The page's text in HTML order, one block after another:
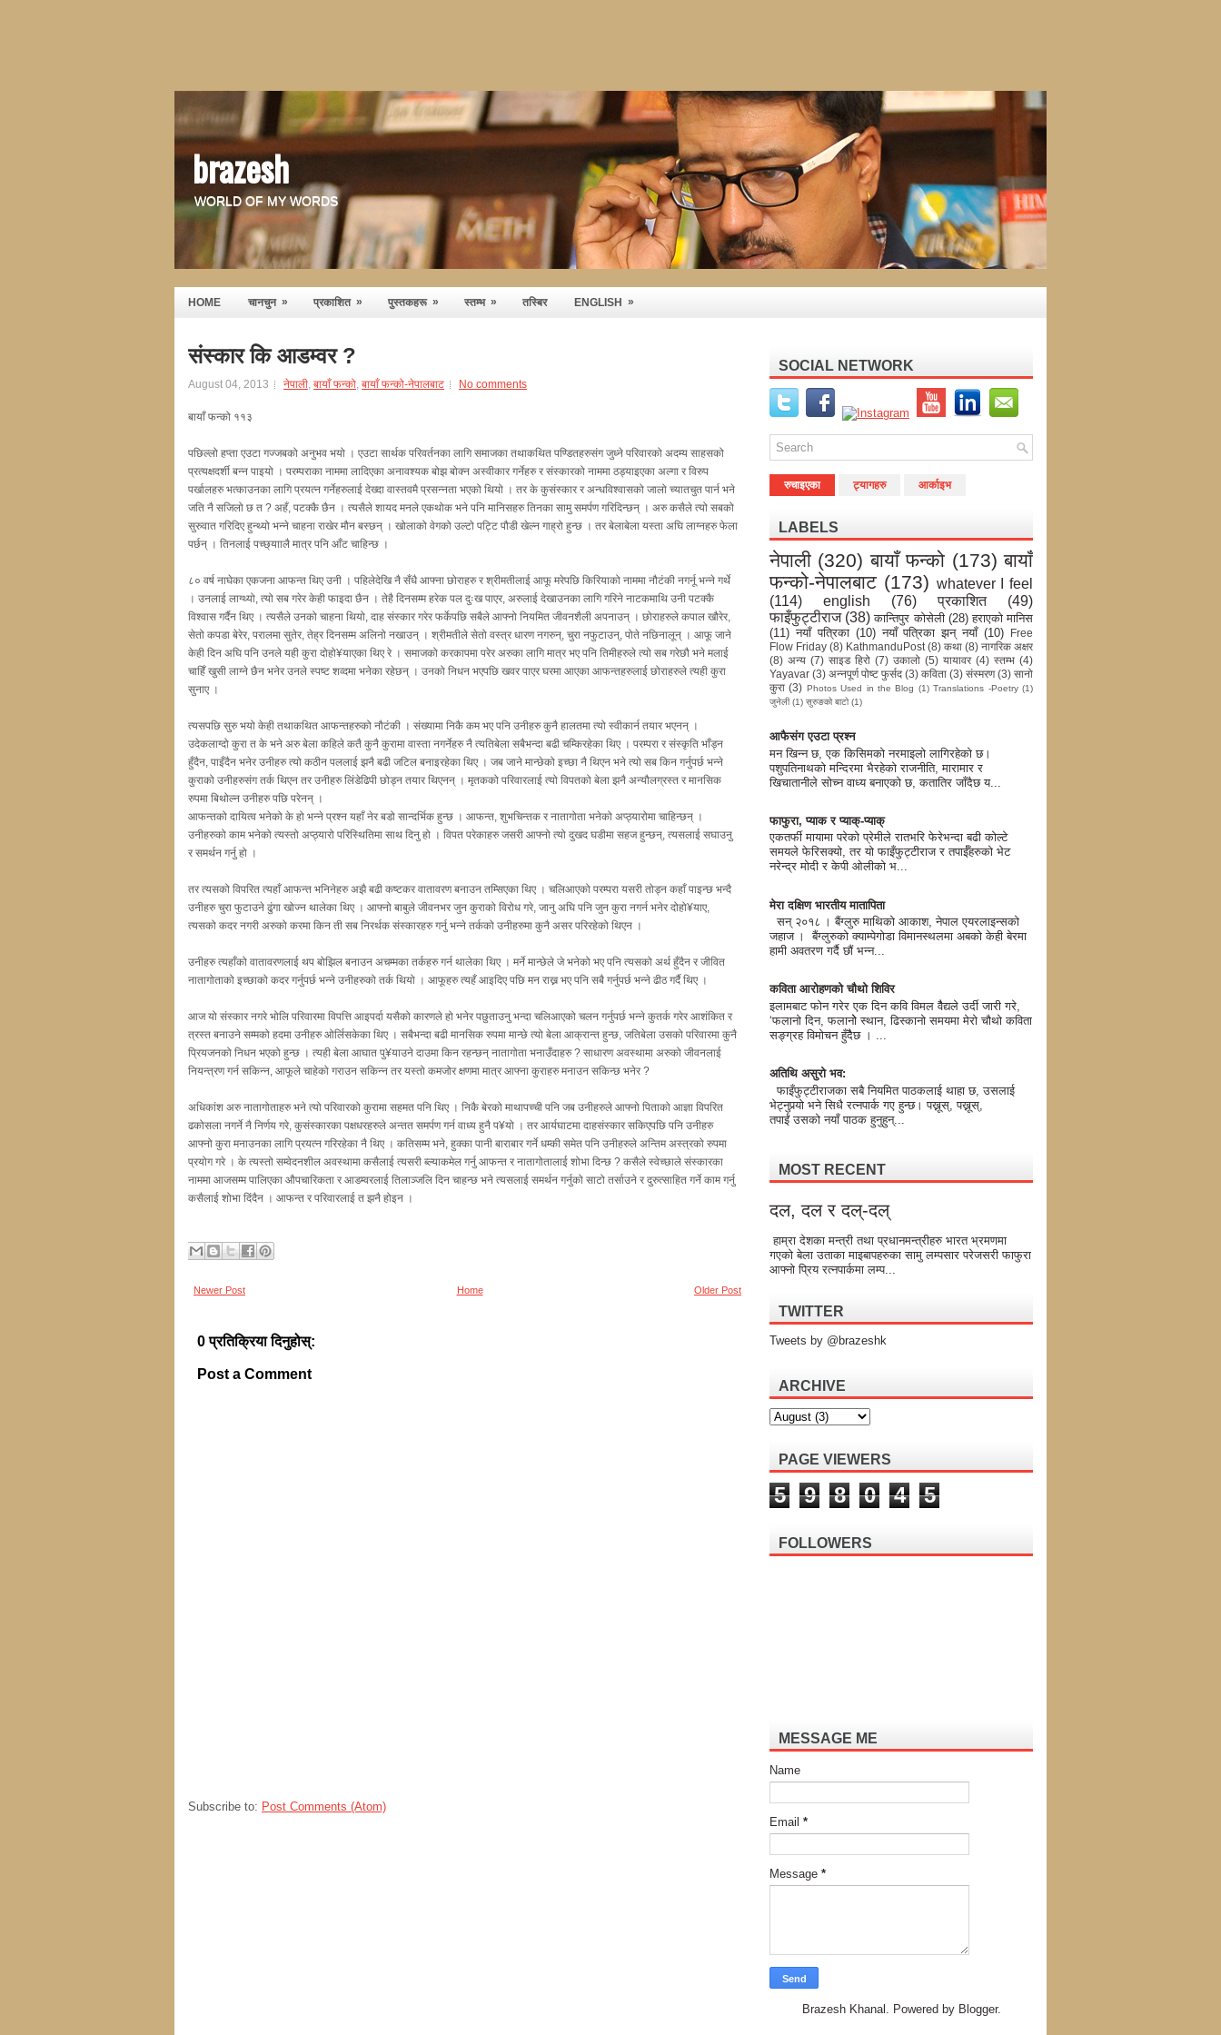
brazesh
WORLD OF MY WORDS
HOME चानचुन » प्रकाशित » पुस्तकहरू » स्तम्भ » तस्बिर ENGLISH »
संस्कार कि आडम्वर ?
August 04, 2013 नेपाली, बायाँ फन्को, बायाँ फन्को-नेपालबाट No comments
बायाँ फन्को ११३
पछिल्लो हप्ता एउटा गज्जबको अनुभव भयो । एउटा सार्थक परिवर्तनका लागि समाजका तथाकथित पण्डितहरुसंग जुध्ने परिवारको अदम्य साहसको
प्रत्यक्षदर्शी बन्न पाइयो । परम्पराका नाममा लादिएका अनावश्यक बोझ बोक्न अस्वीकार गर्नेहरु र संस्कारको नाममा ठड्याइएका अल्गा र विरुप
पर्खालहरु भत्काउनका लागि प्रयत्न गर्नेहरुलाई देख्दा वास्तवमै प्रसन्नता भएको थियो । तर के कुसंस्कार र अन्धविश्वासको जालो च्यातचुत पार्न भने
जति नै सजिलो छ त ? अहँ, पटक्कै छैन । त्यसैले शायद मनले एकथोक भने पनि मानिसहरु तिनका सामु समर्पण गरिदिन्छन् । अरु कसैले त्यो सबको
सुरुवात गरिदिए हुन्थ्यो भन्ने चाहना राखेर मौन बस्छन् । खोलाको वेगको उल्टो पट्टि पौडी खेल्न गाह्रो हुन्छ । तर बेलाबेला यस्ता अघि लाग्नहरु फेला
पर्छन् । तिनलाई पच्छ्याालै मात्र पनि आँट चाहिन्छ ।
८० वर्ष नाघेका एकजना आफन्त थिए उनी । पहिलेदेखि नै सँधै आफ्ना छोराहरु र श्रीमतीलाई आफू मरेपछि किरियाको नाममा नौटंकी नगर्नू भन्ने गर्थे
। उनलाई लाग्थ्यो, त्यो सब गरेर केही फाइदा छैन । तेहै दिनसम्म हरेक पल दुःख पाएर, अरुलाई देखाउनका लागि गरिने नाटकमाथि उनी पटक्कै
विश्वास गर्दैन थिए । त्यसैले उनको चाहना थियो, दाह संस्कार गरेर फर्केपछि सबैले आफ्नो नियमित जीवनशैली अपनाउन् । छोराहरुले कपाल खौरेर,
सेतो कपडा बेरेर, परालमा सुतेर, तेह्र दिनसम्म अलिनो नखाउन् । श्रीमतीले सेतो वस्त्र धारण नगरुन्, चुरा नफुटाउन्, पोते नछिनालून् । आफू जाने
केही दिन अघि पनि उनले यही कुरा दोहो¥याएका थिए रे । समाजको करकापमा परेर अरुका लागि मात्र भए पनि तिमीहरुले त्यो सब गरेछौ भने मलाई
चाहिँ खुसी लाग्ने छैन भनेर उनले स्पष्ट शव्दमा भनेका रहेछन् । उनको निधन भएपछि खवर पाएर घरमा आएका आफन्तहरुलाई छोराहरुले त्यही कुरा
सुनाए ।
त्यसपछि सुरु भयो केही तथाकथित आफन्तहरुको नौटंकी । संख्यामा निकै कम भए पनि उनीहरु कुनै हालतमा त्यो स्वीकार्न तयार भएनन् ।
उदेकलाग्दो कुरा त के भने अरु बेला कहिले कतै कुनै कुरामा वास्ता नगर्नेहरु नै त्यतिबेला सबैभन्दा बढी चम्किरहेका थिए । परम्परा र संस्कृति भाँड्न
हुँदैन, पाइँदैन भनेर उनीहरु त्यो कठीन पललाई झनै बढी जटिल बनाइरहेका थिए । जब जाने मान्छेको इच्छा नै थिएन भने त्यो सब किन गर्नुपर्छ भन्ने
कुराको उनीहरुसंग तर्क थिएन तर उनीहरु लिंडेढिपी छोड्न तयार थिएनन् । मृतकको परिवारलाई त्यो विपतको बेला झनै अन्यौलग्रस्त र मानसिक
रुपमा बिथोल्न उनीहरु पछि परेनन् ।
आफन्तको दायित्व भनेको के हो भन्ने प्रश्न यहाँ नेर बडो सान्दर्भिक हुन्छ । आफन्त, शुभचिन्तक र नातागोता भनेको अप्ठ्यारोमा चाहिन्छन् ।
उनीहरुको काम भनेको त्यस्तो अप्ठ्यारो परिस्थितिमा साथ दिनु हो । विपत परेकाहरु जसरी आफ्नो त्यो दुखद घडीमा सहज हुन्छन्, त्यसलाई सघाउनु
र समर्थन गर्नु हो ।
तर त्यसको विपरित त्यहाँ आफन्त भनिनेहरु अझै बढी कष्टकर वातावरण बनाउन तम्सिएका थिए । चलिआएको परम्परा यसरी तोड्न कहाँ पाइन्छ भन्दै
उनीहरु चुरा फुटाउने ढुंगा खोज्न थालेका थिए । आफ्नो बाबुले जीवनभर जुन कुराको विरोध गरे, जानु अघि पनि जुन कुरा नगर्न भनेर दोहो¥याए,
त्यसको कदर नगरी अरुको करमा किन ती सब निरर्थक संस्कारहरु गर्नु भन्ने तर्कको उनीहरुमा कुनै असर परिरहेको थिएन ।
उनीहरु त्यहाँको वातावरणलाई थप बोझिल बनाउन अचम्मका तर्कहरु गर्न थालेका थिए । मर्ने मान्छेले जे भनेको भए पनि त्यसको अर्थ हुँदैन र जीवित
नातागोताको इच्छाको कदर गर्नुपर्छ भन्ने उनीहरुको तर्क थियो । आफूहरु त्यहँ आइदिए पछि मन राख्न भए पनि सबै गर्नुपर्छ भन्ने ढीठ गर्दै थिए ।
आज यो संस्कार नगरे भोलि परिवारमा विपत्ति आइपर्दा यसैको कारणले हो भनेर पछुताउनु भन्दा चलिआएको चलन गर्नुपर्छ भन्ने कुतर्क गरेर आशंकित र
त्रस्त बनाउने सम्मको हदमा उनीहरु ओर्लिसकेका थिए । सबैभन्दा बढी मानसिक रुपमा मान्छे त्यो बेला आक्रान्त हुन्छ, जतिबेला उसको परिवारमा कुनै
प्रियजनको निधन भएको हुन्छ । त्यही बेला आघात पु¥याउने दाउमा किन रहन्छन् नातागोता भनाउँदाहरु ? साधारण अवस्थामा अरुको जीवनलाई
नियन्त्रण गर्न सकिन्न, आफूले चाहेको गराउन सकिन्न तर यस्तो कमजोर क्षणमा मात्र आफ्ना कुराहरु मनाउन सकिन्छ भनेर ?
अधिकांश अरु नातागोताहरु भने त्यो परिवारको कुरामा सहमत पनि थिए । निकै बेरको माथापच्ची पनि जब उनीहरुले आफ्नो पिताको आज्ञा विपरित
ढकोसला नगर्ने नै निर्णय गरे, कुसंस्कारका पक्षधरहरुले अन्तत समर्पण गर्न वाध्य हुनै प¥यो । तर आर्यघाटमा दाहसंस्कार सकिएपछि पनि उनीहरु
आफ्नो कुरा मनाउनका लागि प्रयत्न गरिरहेका नै थिए । कतिसम्म भने, हुक्का पानी बाराबार गर्ने धम्की समेत पनि उनीहरुले अन्तिम अस्त्रको रुपमा
प्रयोग गरे । के त्यस्तो सम्वेदनशील अवस्थामा कसैलाई त्यसरी ब्ल्याकमेल गर्नु आफन्त र नातागोतालाई शोभा दिन्छ ? कसैले स्वेच्छाले संस्कारका
नाममा आजसम्म पालिएका औपचारिकता र आडम्वरलाई तिलाञ्जलि दिन चाहन्छ भने त्यसलाई समर्थन गर्नुको साटो तर्साउने र दुरुत्साहित गर्ने काम गर्नु
कसैलाई शोभा दिंदैन । आफन्त र परिवारलाई त झनै होइन ।
Newer Post Older Post
Home
0 प्रतिक्रिया दिनुहोस्:
Post a Comment
Subscribe to: Post Comments (Atom)
SOCIAL NETWORK
रुचाइएका ट्यागहरु आर्काइभ
LABELS
नेपाली (320) बायाँ फन्को (173) बायाँ
फन्को-नेपालबाट (173) whatever I feel
(114)
english (76) प्रकाशित
(49)
फाइँफुट्टीराज (38) कान्तिपुर कोसेली (28) हराएको मानिस
(11) नयाँ पत्रिका (10) नयाँ पत्रिका झन् नयाँ (10)
Free
Flow Friday (8) KathmanduPost (8) कथा (8) नागरिक अक्षर
(8) अन्य (7) साइड हिरो (7) उकालो (5) यायावर (4) स्तम्भ (4)
Yayavar (3) अन्नपूर्ण पोष्ट फुर्सद (3) कविता (3) संस्मरण (3) सानो
कुरा (3) Photos Used in the Blog (1) Translations -Poetry (1)
जुनेली (1) सुरुङको बाटो (1)
आफैसंग एउटा प्रश्न
मन खिन्न छ, एक किसिमको नरमाइलो लागिरहेको छ।
पशुपतिनाथको मन्दिरमा भैरहेको राजनीति, मारामार र
खिचातानीले सोच्न वाध्य बनाएको छ, कतातिर जाँदैछ य...
फाफुरा, प्याक र प्याक्-प्याक्
एकतर्फी मायामा परेको प्रेमीले रातभरि फेरेभन्दा बढी कोल्टे
समयले फेरिसक्यो, तर यो फाइँफुट्टीराज र तपाईँहरुको भेट
नरेन्द्र मोदी र केपी ओलीको भ...
मेरा दक्षिण भारतीय मातापिता
सन् २०१८ । बैंग्लुरु माथिको आकाश, नेपाल एयरलाइन्सको
जहाज । बैंग्लुरुको क्याम्पेगोडा विमानस्थलमा अबको केही बेरमा
हामी अवतरण गर्दै छौं भन्न...
कविता आरोहणको चौथो शिविर
इलामबाट फोन गरेर एक दिन कवि विमल वैैद्यले उर्दी जारी गरे,
‘फलानो दिन, फलानोे स्थान, ढिस्कानो समयमा मेरो चौथो कविता
सङ्ग्रह विमोचन हुँदैैछ । ...
अतिथि असुरो भव:
फाइँफुट्टीराजका सबै नियमित पाठकलाई थाहा छ, उसलाई
भेट्नुपर्‍यो भने सिधै रत्नपार्क गए हुन्छ। पख्नूस्, पख्नूस्,
तपाईं उसको नयाँ पाठक हुनुहुन्...
MOST RECENT
दल, दल र दल्-दल्
हाम्रा देशका मन्त्री तथा प्रधानमन्त्रीहरु भारत भ्रमणमा
गएको बेला उताका माइबापहरुका सामु लम्पसार परेजसरी फाफुरा
आफ्नो प्रिय रत्नपार्कमा लम्प...
TWITTER
Tweets by @brazeshk
ARCHIVE
PAGE VIEWERS
5 9 8 0 4 5
FOLLOWERS
MESSAGE ME
Name
Email *
Message *
Brazesh Khanal. Powered by Blogger.